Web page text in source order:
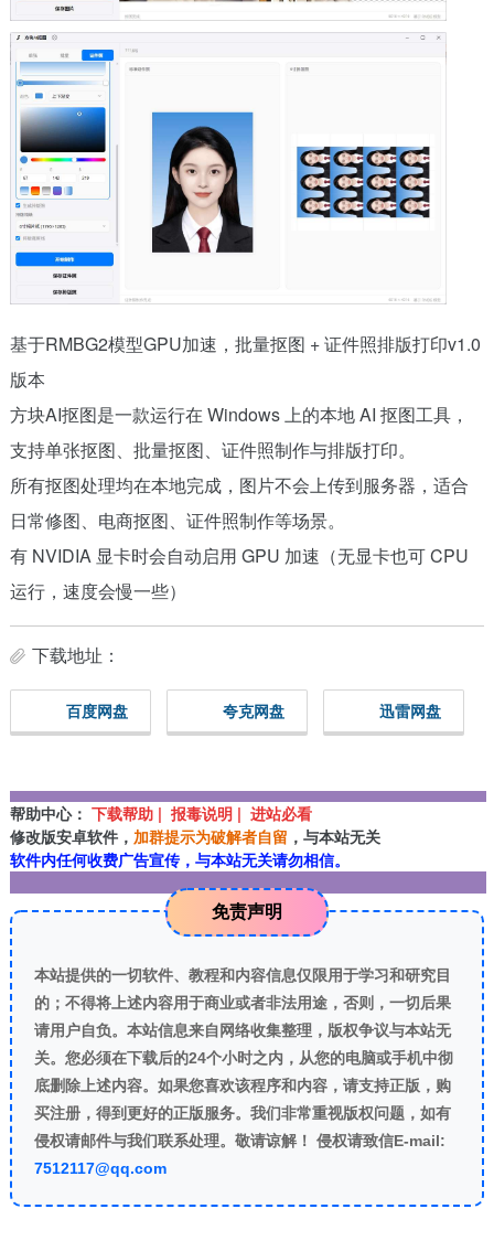
基于RMBG2模型GPU加速，批量抠图 + 证件照排版打印v1.0
版本
方块AI抠图是一款运行在 Windows 上的本地 AI 抠图工具，
支持单张抠图、批量抠图、证件照制作与排版打印。
所有抠图处理均在本地完成，图片不会上传到服务器，适合
日常修图、电商抠图、证件照制作等场景。
有 NVIDIA 显卡时会自动启用 GPU 加速（无显卡也可 CPU
运行，速度会慢一些）
下载地址：
百度网盘 夸克网盘 迅雷网盘
帮助中心： 下载帮助 | 报毒说明 | 进站必看
修改版安卓软件， 加群提示为破解者自留 ，与本站无关
软件内任何收费广告宣传，与本站无关请勿相信。
免责声明
本站提供的一切软件、教程和内容信息仅限用于学习和研究目
的；不得将上述内容用于商业或者非法用途，否则，一切后果
请用户自负。本站信息来自网络收集整理，版权争议与本站无
关。您必须在下载后的24个小时之内，从您的电脑或手机中彻
底删除上述内容。如果您喜欢该程序和内容，请支持正版，购
买注册，得到更好的正版服务。我们非常重视版权问题，如有
侵权请邮件与我们联系处理。敬请谅解！ 侵权请致信E-mail:
7512117@qq.com